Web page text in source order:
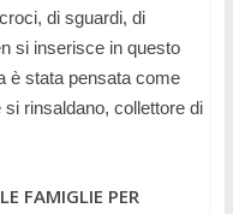
di sguardi, di
si inserisce in questo
è stata pensata come
rinsaldano, collettore di
FAMIGLIE PER